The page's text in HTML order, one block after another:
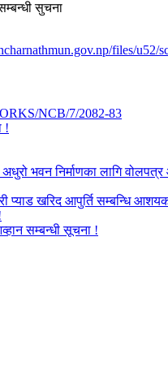
सुचना
files/u52/
NCB/7/2082-83
!
भवन निर्माणका लागि
प्याड खरिद आपुर्ति सम्बन्धि
सम्बन्धी सूचना !